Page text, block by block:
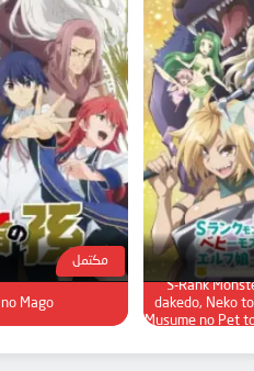
S-Rank
dakedo, Neko
Musume no Pet
مكتمل
no Mago